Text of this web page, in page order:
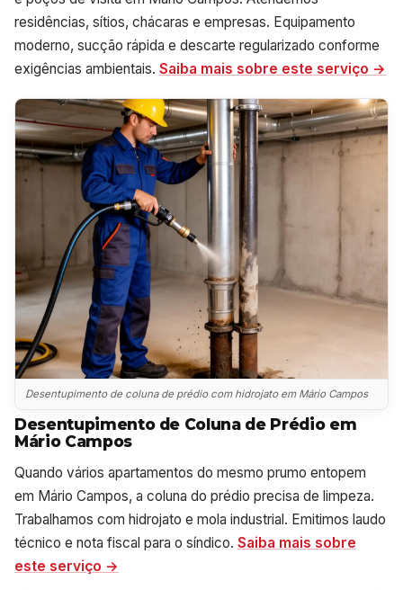
residências, sítios, chácaras e empresas. Equipamento
moderno, sucção rápida e descarte regularizado conforme
exigências ambientais. Saiba mais sobre este serviço →
Desentupimento de coluna de prédio com hidrojato em Mário Campos
Desentupimento de Coluna de Prédio em
Mário Campos
Quando vários apartamentos do mesmo prumo entopem
em Mário Campos, a coluna do prédio precisa de limpeza.
Trabalhamos com hidrojato e mola industrial. Emitimos laudo
técnico e nota fiscal para o síndico. Saiba mais sobre
este serviço →